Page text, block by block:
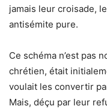
jamais leur croisade,
antisémite pure.
Ce schéma n’est pas
chrétien, était
voulait les convertir
Mais, déçu par leur